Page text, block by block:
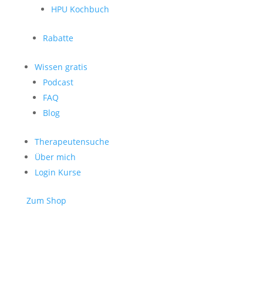
HPU Kochbuch
Rabatte
Wissen gratis
Podcast
FAQ
Blog
Therapeutensuche
Über mich
Login Kurse
Zum Shop